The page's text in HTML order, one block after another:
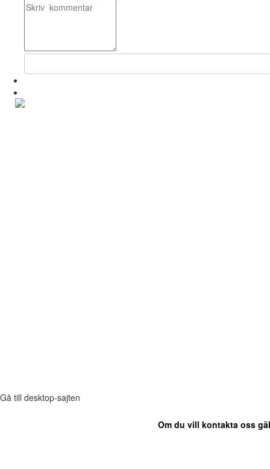
Gå till desktop-sajten
Om du vill kontakta oss